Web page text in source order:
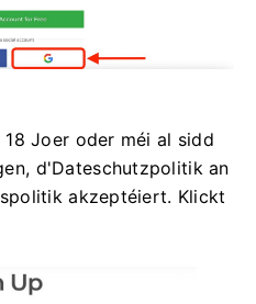
Joer oder méi al sidd
d'Dateschutzpolitik an
akzeptéiert. Klickt